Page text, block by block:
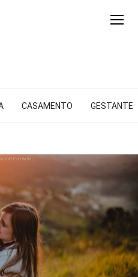
CASAMENTO GESTANTE